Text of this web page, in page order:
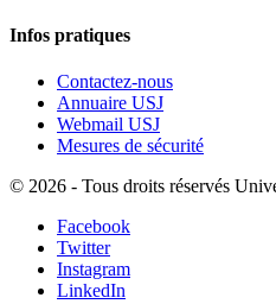
Infos pratiques
Contactez-nous
Annuaire USJ
Webmail USJ
Mesures de sécurité
© 2026 - Tous droits réservés
Facebook
Twitter
Instagram
LinkedIn